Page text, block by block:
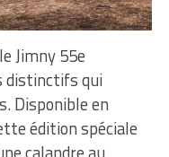
Jimny 55e
distinctifs qui
Disponible en
édition spéciale